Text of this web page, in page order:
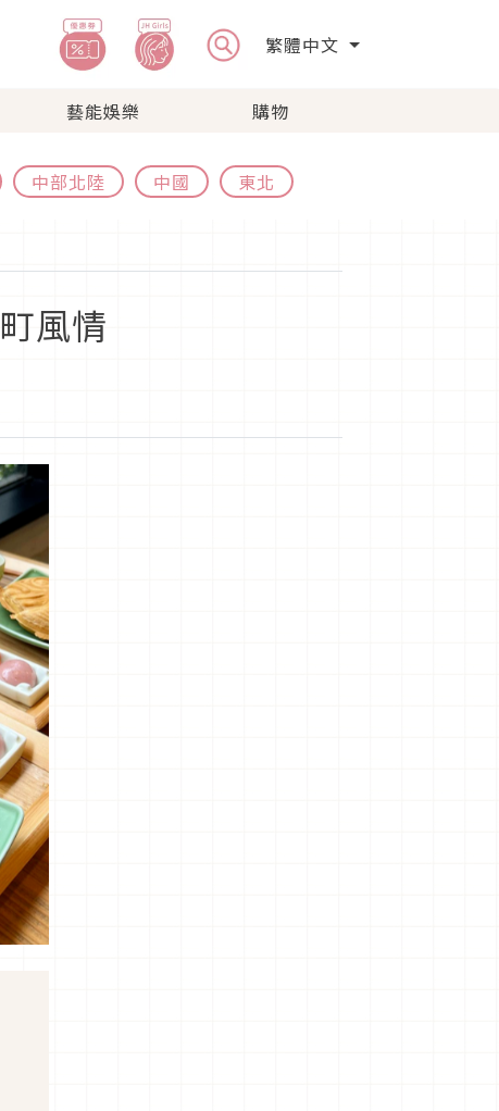
繁體中文
藝能娛樂 購物
中部北陸 中國 東北
風情